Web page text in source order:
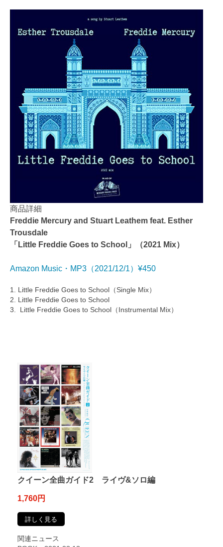
商品詳細
Freddie Mercury and Stuart Leathem feat. Esther
Trousdale
「Little Freddie Goes to School」（2021 Mix）
Amazon Music・MP3（2021/12/1）¥450
1. Little Freddie Goes to School（Single Mix）
2. Little Freddie Goes to School
3. Little Freddie Goes to School（Instrumental Mix）
クイーン全曲ガイド2 ライヴ&ソロ編
1,760円
詳しく見る
関連ニュース